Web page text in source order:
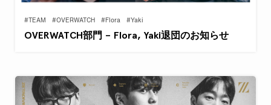
#TEAM #OVERWATCH #Flora #Yaki
OVERWATCH部門 – Flora, Yaki退団のお知らせ